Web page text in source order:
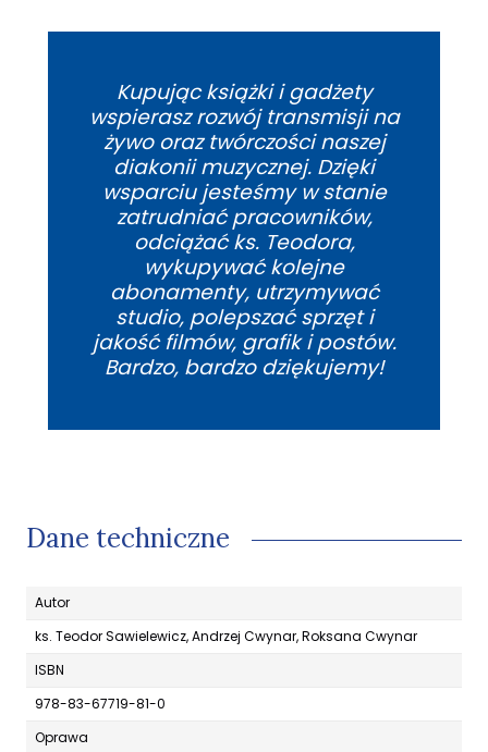
Kupując książki i gadżety
wspierasz rozwój transmisji na
żywo oraz twórczości naszej
diakonii muzycznej. Dzięki
wsparciu jesteśmy w stanie
zatrudniać pracowników,
odciążać ks. Teodora,
wykupywać kolejne
abonamenty, utrzymywać
studio, polepszać sprzęt i
jakość filmów, grafik i postów.
Bardzo, bardzo dziękujemy!
Dane techniczne
Autor
ks. Teodor Sawielewicz, Andrzej Cwynar, Roksana Cwynar
ISBN
978-83-67719-81-0
Oprawa